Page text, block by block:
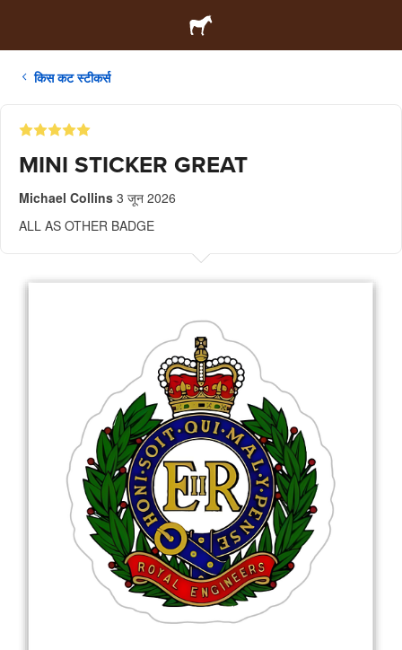
किस कट स्टीकर्स
MINI STICKER GREAT
Michael Collins 3 जून 2026
ALL AS OTHER BADGE